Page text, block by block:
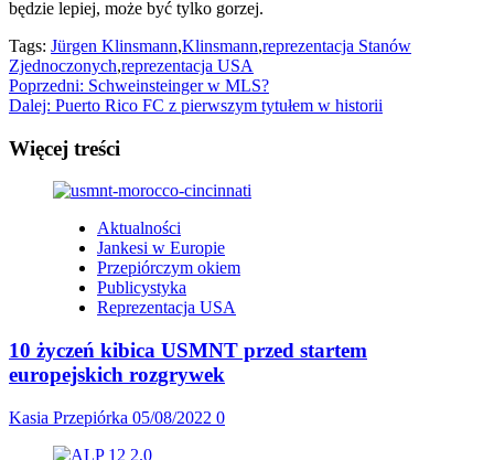
będzie lepiej, może być tylko gorzej.
Tags: Jürgen Klinsmann,Klinsmann,reprezentacja Stanów
Zjednoczonych,reprezentacja USA
Zobacz
wpisy
Poprzedni: Schweinsteinger w MLS?
Dalej: Puerto Rico FC z pierwszym tytułem w historii
Więcej treści
Aktualności
Jankesi w Europie
Przepiórczym okiem
Publicystyka
Reprezentacja USA
10 życzeń kibica USMNT przed startem
europejskich rozgrywek
Kasia Przepiórka 05/08/2022 0